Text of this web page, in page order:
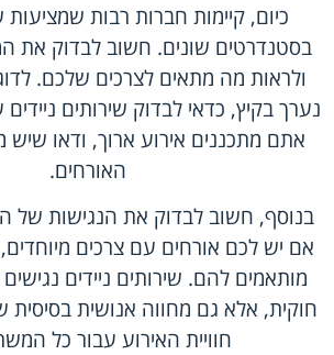
כיום, קיימות חברות רבות שמציעות
בסטנדרטים שונים. חשוב לבדוק את
ולראות מה מתאים לצרכים שלכם.
נערך בקיץ, כדאי לבדוק שירותים ניידים
אתם מתכננים אירוע ארוך, ודאו שיש
האורחים.
בנוסף, חשוב לבדוק את הנגישות של
אם יש לכם אורחים עם צרכים
מותאמים להם. שירותים ניידים
חוקית, אלא גם מחווה אנושית
חוויית האירוע עבור כל